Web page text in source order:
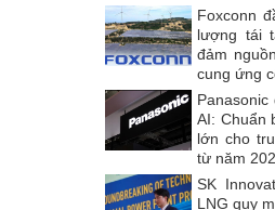
Foxconn
lượng tái
đảm
cung ứng
AI: Chuẩn
lớn cho
từ năm
SK
LNG quy